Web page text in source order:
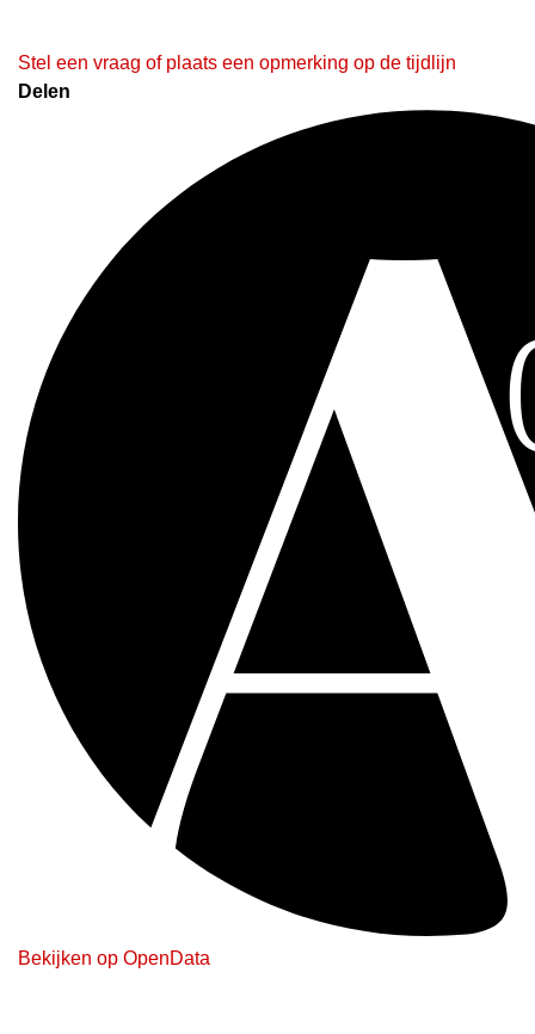
Stel een vraag of plaats een opmerking op de tijdlijn
Delen
Bekijken op OpenData